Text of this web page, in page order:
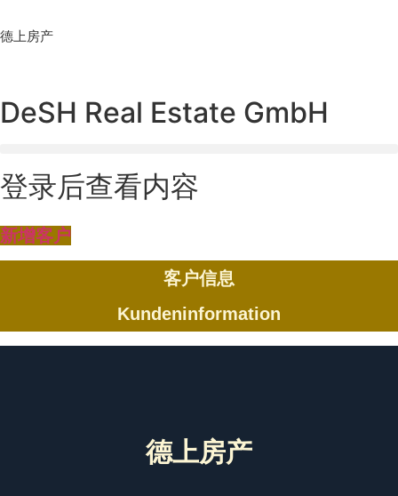
to
德上房产
DeSH Real Estate GmbH
登录后查看内容
新增客户
客户信息
Kundeninformation
德上房产